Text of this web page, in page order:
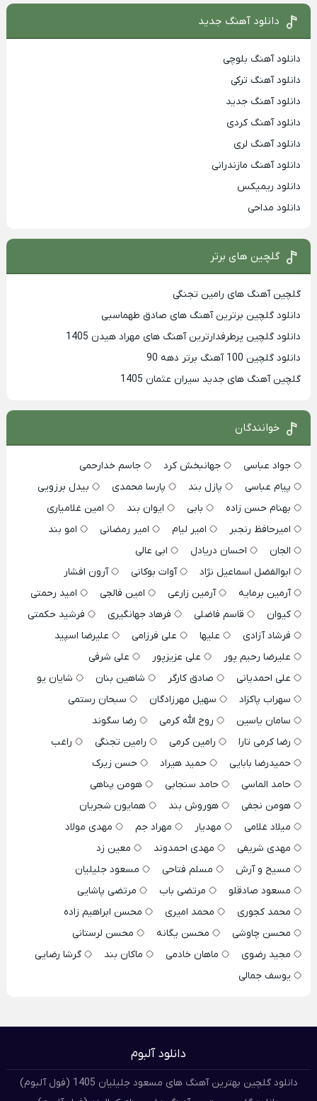
دانلود آهنگ جدید
دانلود آهنگ بلوچی
دانلود آهنگ ترکی
دانلود آهنگ جدید
دانلود آهنگ کردی
دانلود آهنگ لری
دانلود آهنگ مازندرانی
دانلود ریمیکس
دانلود مداحی
گلچین های برتر
گلچین آهنگ های رامین تجنگی
دانلود گلچین برترین آهنگ های صادق طهماسبی
دانلود گلچین پرطرفدارترین آهنگ های مهراد هیدن 1405
دانلود گلچین 100 آهنگ برتر دهه 90
گلچین آهنگ های جدید سیران عثمان 1405
خوانندگان
جواد عباسی جهانبخش کرد
جاسم خدارحمی
پیام عباسی
پازل بند پارسا محمدی
بیدل برزویی
بهنام حسن زاده
بابی ایوان بند
امین غلامیاری
امیرحافظ رنجبر
امیر لیام امیر رمضانی
امو بند
الجان
احسان دریادل
ابی عالی
ابوالفضل اسماعیل نژاد
آوات بوکانی
آرون افشار
آرمین برمایه
آرمین زارعی امین فالجی
امید رحمتی
کیوان
قاسم فاضلی فرهاد جهانگیری
فرشید حکمتی
فرشاد آزادی
علیها علی فرزامی
علیرضا اسپید
علیرضا رحیم پور
علی عزیزپور
علی شرفی
علی احمدیانی
صادق کارگر شاهین بنان
شایان یو
سهراب پاکزاد
سهیل مهرزادگان
سبحان رستمی
سامان یاسین
روح الله کرمی
رضا سگوند
رضا کرمی تارا
رامین کرمی رامین تجنگی
راغب
حمیدرضا بابایی
حمید هیراد
حسن زیرک
حامد الماسی
حامد سنجابی
هومن پناهی
هومن نجفی
هوروش بند
همایون شجریان
میلاد غلامی
مهدیار مهراد جم
مهدی مولاد
مهدی شریفی
مهدی احمدوند
معین زد
مسیح و آرش
مسلم فتاحی
مسعود جلیلیان
مسعود صادقلو
مرتضی باب
مرتضی پاشایی
محمد کجوری
محمد امیری
محسن ابراهیم زاده
محسن چاوشی
محسن یگانه
محسن لرستانی
مجید رضوی
ماهان خادمی ماکان بند
گرشا رضایی
یوسف جمالی
دانلود آلبوم
دانلود گلچین بهترین آهنگ های مسعود جلیلیان 1405 (فول آلبوم)